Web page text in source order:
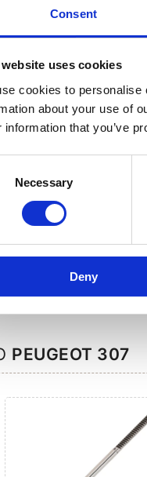
Consent
uses cookies
cookies to
about your use of
information that you’ve
Necessary
Deny
DO
PEUGEOT 307